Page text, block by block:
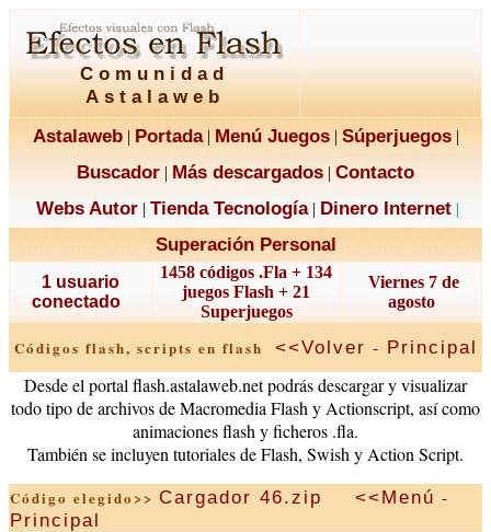
Comunidad
Astalaweb
Astalaweb| Portada| Menú Juegos| Súperjuegos|
Buscador | Más descargados | Contacto
Webs Autor | Tienda Tecnología| Dinero Internet |
Superación Personal
1 usuario
conectado
1458 códigos .Fla + 134
juegos Flash + 21
Superjuegos
Viernes 7 de
agosto
Códigos flash, scripts en flash <<Volver - Principal
Desde el portal flash.astalaweb.net podrás descargar y visualizar
todo tipo de archivos de Macromedia Flash y Actionscript, así como
animaciones flash y ficheros .fla.
También se incluyen tutoriales de Flash, Swish y Action Script.
Código elegido>> Cargador 46.zip <<Menú -
Principal